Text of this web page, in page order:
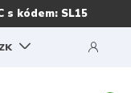
s kódem: SL15